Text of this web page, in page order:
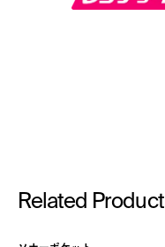
Related Product